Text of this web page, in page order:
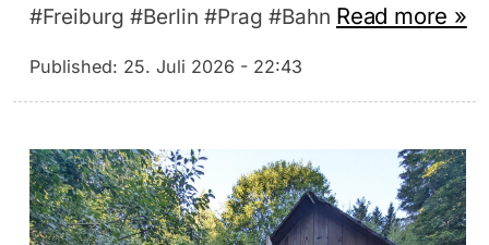
#Freiburg #Berlin #Prag #Bahn Read more »
Published: 25. Juli 2026 - 22:43